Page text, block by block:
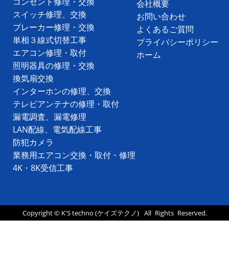
スイッチ修理、交換
ブレーカー修理・交換
単相３線式切替工事
エアコン修理・取付
照明器具の修理・交換
換気扇交換
インターホンの修理、交換
テレビアンテナの修理・取付
漏電調査、漏電修理
LAN配線、電気配線工事
防犯カメラ
業務用エアコン交換・取付・修理
4K・8K受信工事
会社概要
お問い合わせ
よくあるご質問
プライバシーポリシー
ホーム
Copyright © K'S techno (ケイズテクノ) All Rights Reserved.